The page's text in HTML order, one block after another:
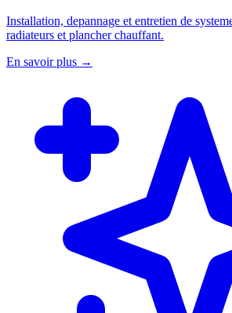
Installation, depannage et entretien de
radiateurs et plancher chauffant.
En savoir plus →